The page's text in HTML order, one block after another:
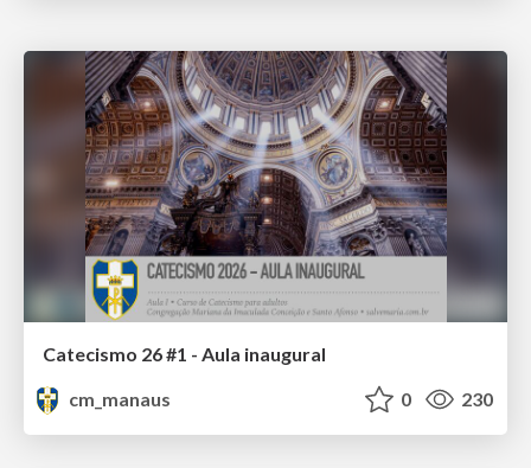
Catecismo 26 #1 - Aula inaugural
cm_manaus
0 230